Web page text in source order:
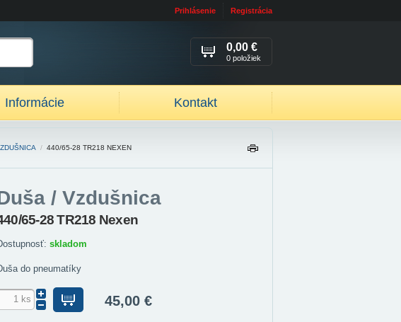
Prihlásenie Registrácia
Informácie Kontakt
0,00 €
0 položiek
/ 440/65-28 TR218 NEXEN
IŤ
/ Vzdušnica
65-28 TR218 Nexen
skladom
do pneumatíky
45,00 €